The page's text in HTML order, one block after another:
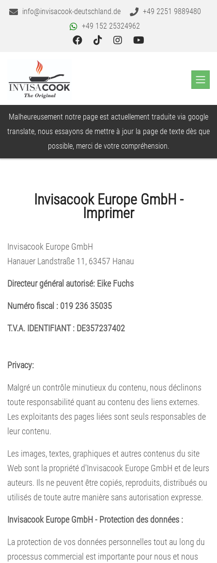
info@invisacook-deutschland.de
+49 2251 9889480
+49 152 25324962
Malheureusement notre page est actuellement traduite via google
translate, nous essayons de mettre à jour la page de texte dès que
possible, merci de votre compréhension.
Invisacook Europe GmbH -
Imprimer
Invisacook Europe GmbH
Hanauer Landstraße 11, 63457 Hanau
Directeur général autorisé: Eike Fuchs
Numéro fiscal : 019 236 35035
T.V.A. IDENTIFIANT : DE357237402
Privacy:
Malgré un contrôle minutieux du contenu, nous déclinons
toute responsabilité quant au contenu des liens externes.
Les exploitants des pages liées sont seuls responsables de
leur contenu.
Les images, textes, graphiques et autres contenus du site
Web sont la propriété d'Invisacook Europe GmbH et de leurs
auteurs. Ils ne peuvent être copiés, reproduits, distribués ou
utilisés de toute autre manière sans autorisation expresse.
Invisacook Europe GmbH - Protection des données :
La protection de vos données personnelles tout au long du
processus commercial est importante pour nous et nous